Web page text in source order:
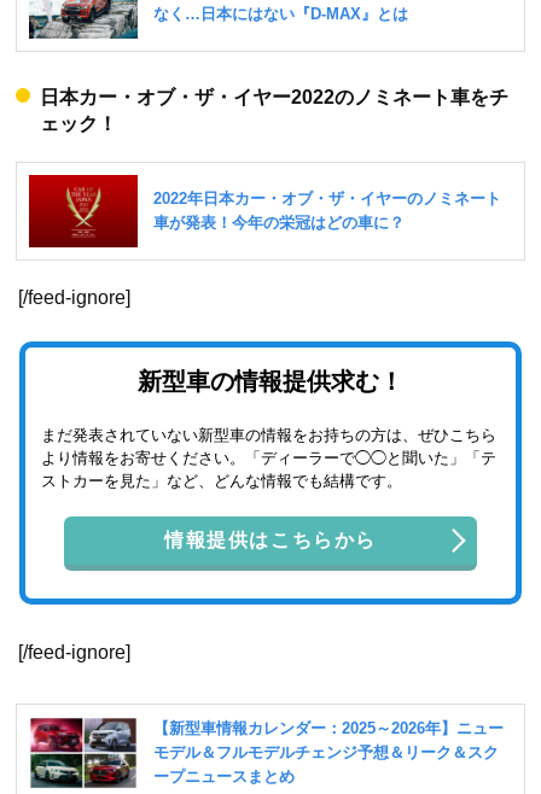
日本カー・オブ・ザ・イヤー2022のノミネート車をチ
ェック！
[/feed-ignore]
新型車の情報提供求む！
まだ発表されていない新型車の情報をお持ちの方は、ぜひこちら
より情報をお寄せください。「ディーラーで◯◯と聞いた」「テ
ストカーを見た」など、どんな情報でも結構です。
情報提供はこちらから
[/feed-ignore]